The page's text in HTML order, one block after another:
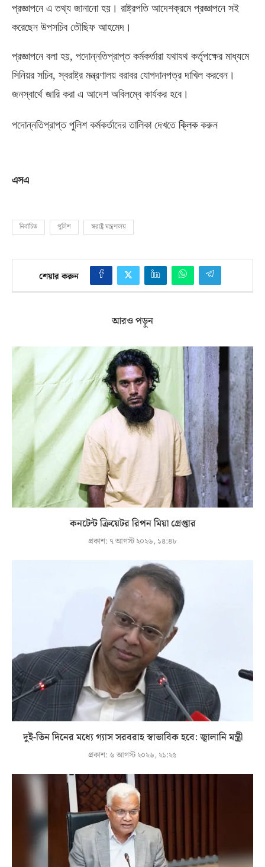
প্রজ্ঞাপনে এ তথ্য জানানো হয়। রাষ্ট্রপতি আদেশক্রমে প্রজ্ঞাপনে সই
করেছেন উপসচিব তৌছিফ আহমেদ।
প্রজ্ঞাপনে বলা হয়, পদোন্নতিপ্রাপ্ত কর্মকর্তারা যথাযথ কর্তৃপক্ষের মাধ্যমে
সিনিয়র সচিব,স্বরাষ্ট্র মন্ত্রণালয় বরাবর যোগদানপত্র দাখিল করবেন।
জনস্বার্থে জারি করা এ আদেশ অবিলম্বে কার্যকর হবে।
পদোন্নতিপ্রাপ্ত পুলিশ কর্মকর্তাদের তালিকা দেখতে ক্লিককরুন
এসএ
নির্বাচিত পুলিশ স্বরাষ্ট্র মন্ত্রণালয়
শেয়ার করুন
আরও পড়ুন
কনটেন্ট ক্রিয়েটর রিপন মিয়া গ্রেপ্তার
প্রকাশ: ৭ আগস্ট ২০২৬, ১৪:৪৮
দুই-তিন দিনের মধ্যে গ্যাস সরবরাহ স্বাভাবিক হবে: জ্বালানি মন্ত্রী
প্রকাশ: ৬ আগস্ট ২০২৬, ২১:২৫